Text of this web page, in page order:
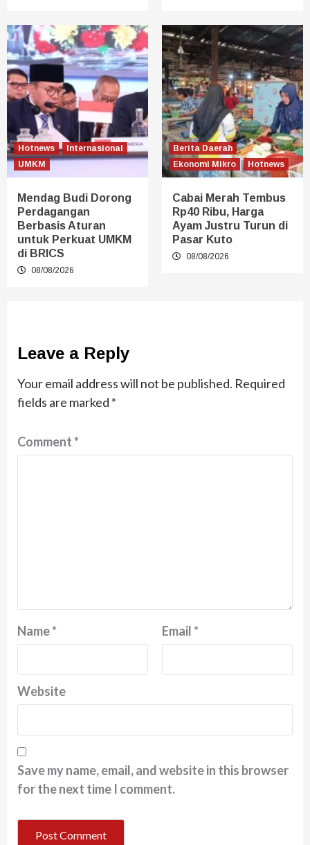
Hotnews
Internasional
UMKM
Mendag Budi Dorong
Perdagangan
Berbasis Aturan
untuk Perkuat UMKM
di BRICS
08/08/2026
Berita Daerah
Ekonomi Mikro
Hotnews
Cabai Merah Tembus
Rp40 Ribu, Harga
Ayam Justru Turun di
Pasar Kuto
08/08/2026
Leave a Reply
Your email address will not be published. Required
fields are marked *
Comment*
Name* Email*
Website
Save my name, email, and website in this browser
for the next time I comment.